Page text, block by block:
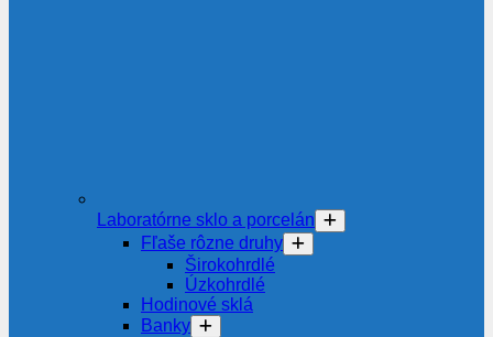
Laboratórne sklo a porcelán
Fľaše rôzne druhy
Širokohrdlé
Úzkohrdlé
Hodinové sklá
Banky